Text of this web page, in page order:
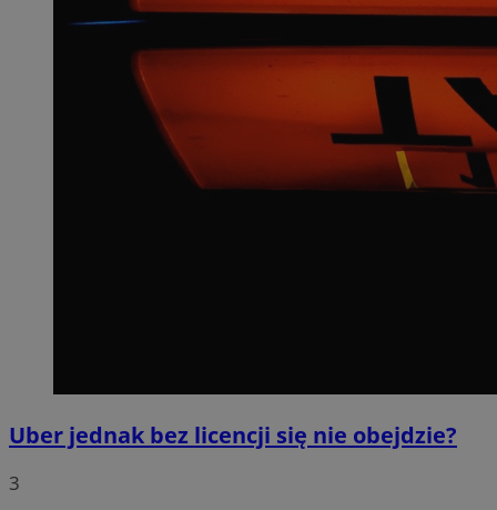
Uber jednak bez licencji się nie obejdzie?
3